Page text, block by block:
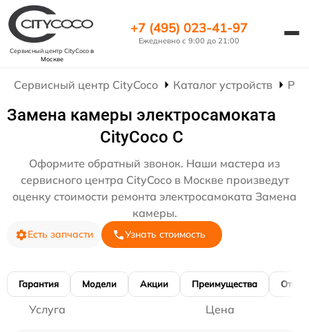
Сервисный центр CityCocoв
Москве
+7 (495) 023-41-97
Ежедневно с 9:00 до 21:00
Сервисный центр CityCoco Каталог устройств
Замена камеры электросамоката
CityCoco C
Оформите обратный звонок. Наши мастера из
сервисного центра CityCoco в Москве произведут
оценку стоимости ремонта электросамоката Замена
камеры.
Есть запчасти Узнать стоимость
Гарантия Модели Акции Преимущества
Услуга Цена